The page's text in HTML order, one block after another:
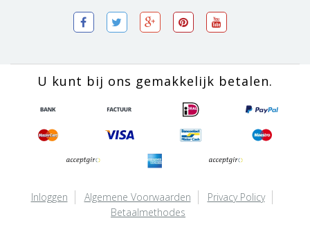
U kunt bij ons gemakkelijk betalen.
Inloggen Algemene Voorwaarden
Privacy Policy
Betaalmethodes